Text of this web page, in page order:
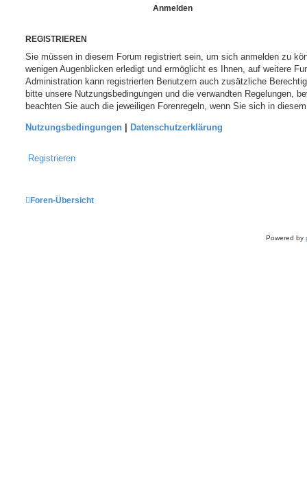
REGISTRIEREN
Sie müssen in diesem Forum registriert sein, um sich anmelden zu
wenigen Augenblicken erledigt und ermöglicht es Ihnen, auf weitere
Administration kann registrierten Benutzern auch zusätzliche
bitte unsere Nutzungsbedingungen und die verwandten Regelungen,
beachten Sie auch die jeweiligen Forenregeln, wenn Sie sich in
Nutzungsbedingungen Datenschutzerklärung
Registrieren
Foren-Übersicht
Powered by